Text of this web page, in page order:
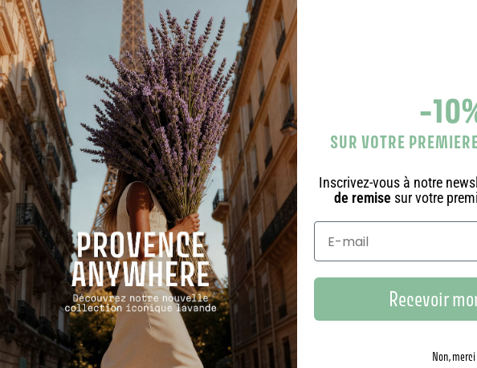
DES SENS : L’ART DE VIVRE PROVENÇAL
Complétez votre routine
-
SUR VOTRE
Inscrivez-vous à notre
de remise sur votre
Recevoir
Non, merci